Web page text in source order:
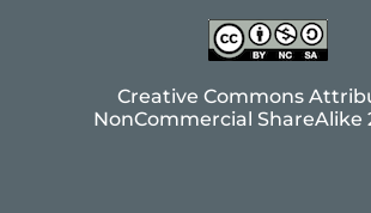
Creative Commons
NonCommercial ShareAlike